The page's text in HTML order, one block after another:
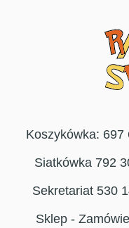
Koszykówka: 697
Siatkówka 792
Sekretariat 530
Sklep -